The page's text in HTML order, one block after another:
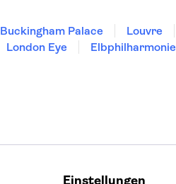
Buckingham Palace Louvre
London Eye Elbphilharmonie
Einstellungen